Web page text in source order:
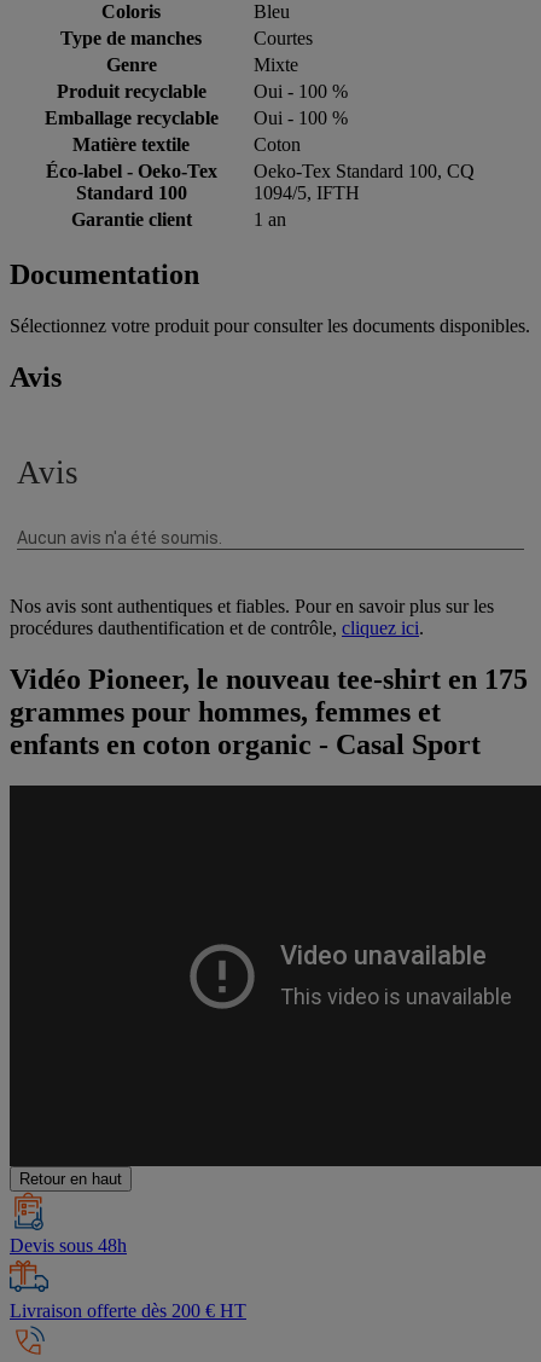
Coloris
Bleu
Type de manches
Courtes
Genre
Mixte
Produit recyclable
Oui - 100 %
Emballage recyclable
Oui - 100 %
Matière textile
Coton
Éco-label - Oeko-Tex
Standard 100
Oeko-Tex Standard 100, CQ
1094/5, IFTH
Garantie client
1 an
Documentation
Sélectionnez votre produit pour consulter les documents disponibles.
Avis
Nos avis sont authentiques et fiables. Pour en savoir plus sur les
procédures dauthentification et de contrôle, cliquez ici.
Vidéo Pioneer, le nouveau tee-shirt en 175
grammes pour hommes, femmes et
enfants en coton organic - Casal Sport
Retour en haut
Devis sous 48h
Livraison offerte dès 200 € HT